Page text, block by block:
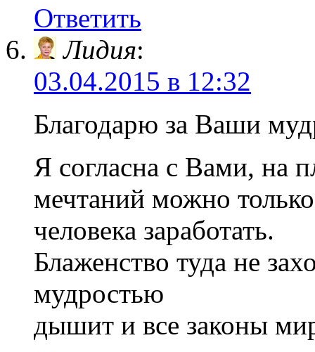
Ответить
Лидия:
03.04.2015 в 12:32
Благодарю за Ваши
Я согласна с Вами, на
мечтаний можно
человека заработать.
Блаженство туда не
мудростью
дышит и все законы